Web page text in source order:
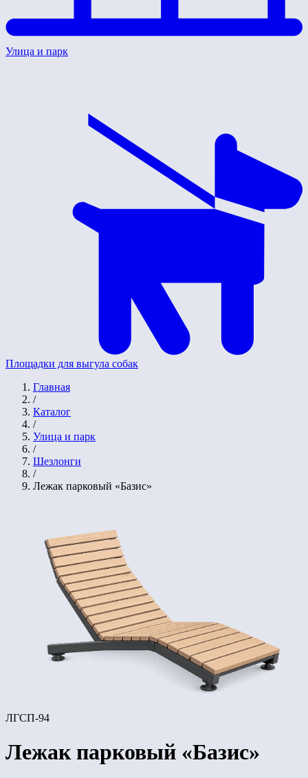
Улица и парк
Площадки для выгула собак
Главная
/
Каталог
/
Улица и парк
/
Шезлонги
/
Лежак парковый «Базис»
ЛГСП-94
Лежак парковый «Базис»